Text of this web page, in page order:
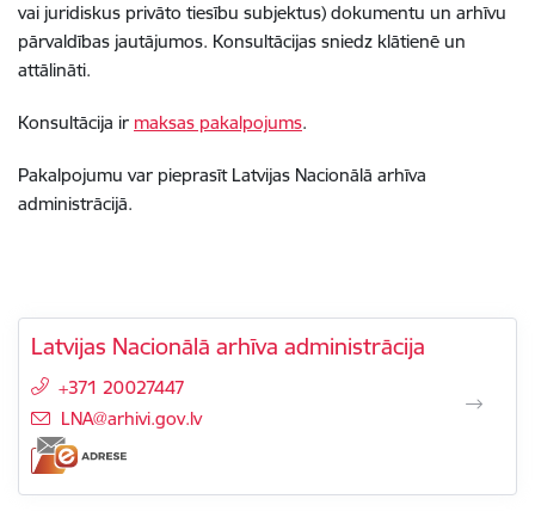
vai juridiskus privāto tiesību subjektus) dokumentu un arhīvu
pārvaldības jautājumos. Konsultācijas sniedz klātienē un
attālināti.
Konsultācija ir maksas pakalpojums.
Pakalpojumu var pieprasīt Latvijas Nacionālā arhīva
administrācijā.
Latvijas Nacionālā arhīva administrācija
+371 20027447
E-pasts:
LNA@arhivi.gov.lv